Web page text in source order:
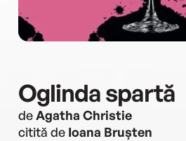
Oglinda spartă
deAgatha Christie
citită de Ioana Brușten